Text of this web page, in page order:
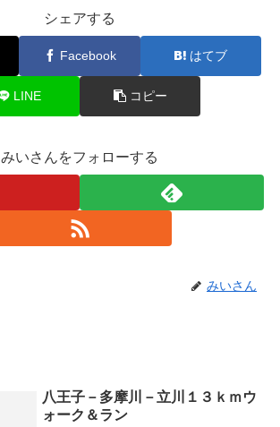
シェアする
Facebook はてブ
LINE コピー
みいさんをフォローする
みいさん
八王子－多摩川－立川１３ｋｍウ
ォーク＆ラン